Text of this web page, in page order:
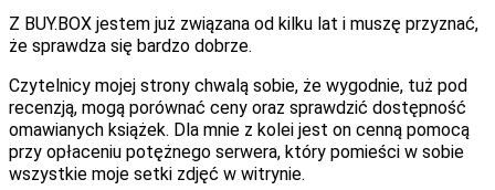
Z BUY.BOX jestem już związana od kilku lat i muszę przyznać,
że sprawdza się bardzo dobrze.
Czytelnicy mojej strony chwalą sobie, że wygodnie, tuż pod
recenzją, mogą porównać ceny oraz sprawdzić dostępność
omawianych książek. Dla mnie z kolei jest on cenną pomocą
przy opłaceniu potężnego serwera, który pomieści w sobie
wszystkie moje setki zdjęć w witrynie.